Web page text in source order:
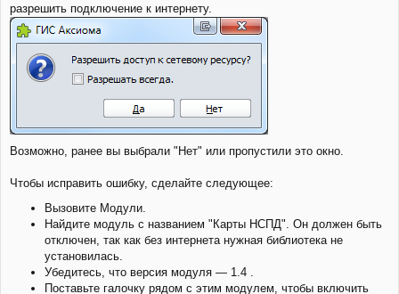
разрешить подключение к интернету.
Возможно, ранее вы выбрали "Нет" или пропустили это окно.
Чтобы исправить ошибку, сделайте следующее:
Вызовите Модули.
Найдите модуль с названием "Карты НСПД". Он должен быть
отключен, так как без интернета нужная библиотека не
установилась.
Убедитесь, что версия модуля — 1.4 .
Поставьте галочку рядом с этим модулем, чтобы включить